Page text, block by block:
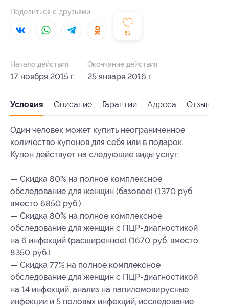
51
Поделиться с друзьями
Начало действия
17 ноября 2015 г.
Окончание действия
25 января 2016 г.
Условия Описание Гарантии Адреса Отзывы
Один человек может купить неограниченное
количество купонов для себя или в подарок.
Купон действует на следующие виды услуг:
— Скидка 80% на полное комплексное
обследование для женщин (базовое) (1370 руб.
вместо 6850 руб.)
— Скидка 80% на полное комплексное
обследование для женщин с ПЦР-диагностикой
на 6 инфекций (расширенное) (1670 руб. вместо
8350 руб.)
— Скидка 77% на полное комплексное
обследование для женщин с ПЦР-диагностикой
на 14 инфекций, анализ на папиломовирусные
инфекции и 5 половых инфекций, исследование